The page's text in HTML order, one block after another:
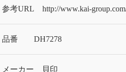
参考URL http://www.kai-
品番 DH7278
メーカー 貝印